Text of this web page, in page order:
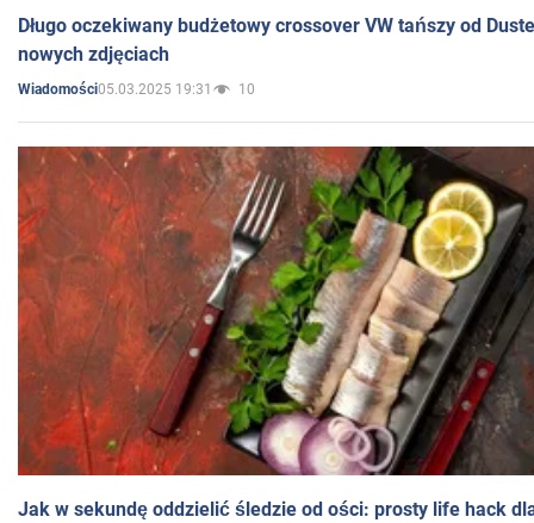
Długo oczekiwany budżetowy crossover VW tańszy od
nowych zdjęciach
Wiadomości05.03.2025 19:31 10
Jak w sekundę oddzielić śledzie od ości: prosty life hack